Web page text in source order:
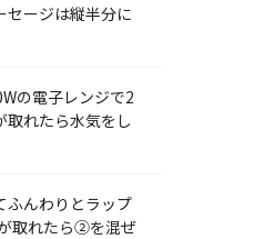
セージは縦半分に
の電子レンジで2
れたら水気をし
んわりとラップ
取れたら②を混ぜ